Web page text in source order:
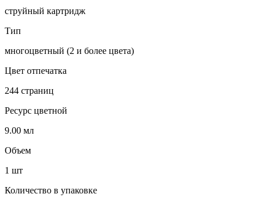
струйный картридж
Тип
многоцветный (2 и более цвета)
Цвет отпечатка
244 страниц
Ресурс цветной
9.00 мл
Объем
1 шт
Количество в упаковке